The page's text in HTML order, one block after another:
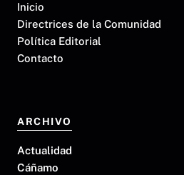
Inicio
Directrices de la Comunidad
Política Editorial
Contacto
ARCHIVO
Actualidad
Cáñamo